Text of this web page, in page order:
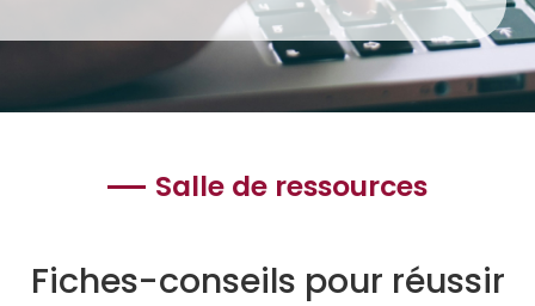
Salle de ressources
Fiches-conseils pour réussir